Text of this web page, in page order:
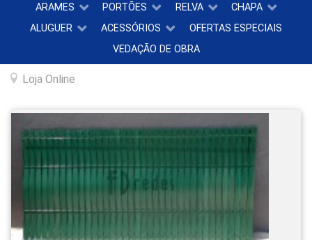
ARAMES
PORTÕES RELVA
CHAPA
ALUGUER
ACESSÓRIOS
OFERTAS ESPECIAIS
VEDAÇÃO DE OBRA
Loja Online